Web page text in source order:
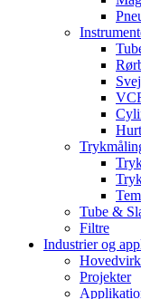
Tube &
Filtre
Industrier og
Projekter